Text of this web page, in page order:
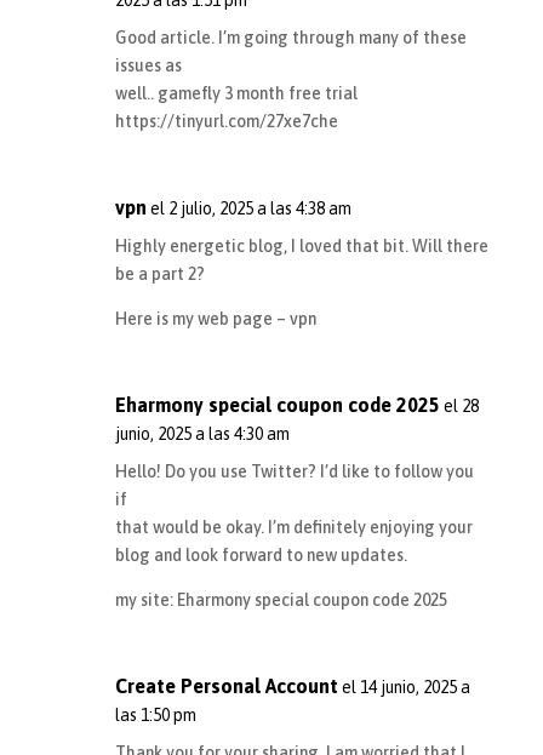
Good article. I’m going through many of these
issues as
well.. gamefly 3 month free trial
https://tinyurl.com/27xe7che
vpn el 2 julio, 2025 a las 4:38 am
Highly energetic blog, I loved that bit. Will there
be a part 2?
Here is my web page – vpn
Eharmony special coupon code 2025 el 28
junio, 2025 a las 4:30 am
Hello! Do you use Twitter? I’d like to follow you
if
that would be okay. I’m definitely enjoying your
blog and look forward to new updates.
my site: Eharmony special coupon code 2025
Create Personal Account el 14 junio, 2025 a
las 1:50 pm